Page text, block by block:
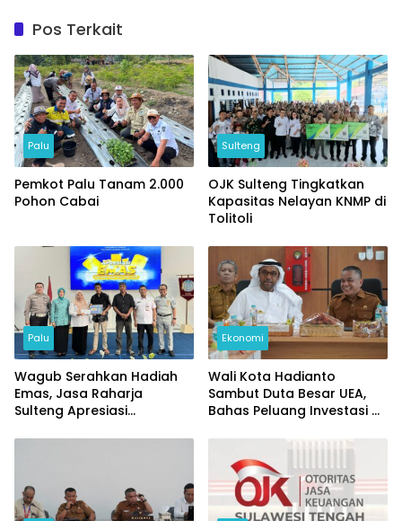
Pos Terkait
Palu
Pemkot Palu Tanam 2.000
Pohon Cabai
Sulteng
OJK Sulteng Tingkatkan
Kapasitas Nelayan KNMP di
Tolitoli
Palu
Wagub Serahkan Hadiah
Emas, Jasa Raharja
Sulteng Apresiasi
Ekonomi
Wali Kota Hadianto
Sambut Duta Besar UEA,
Bahas Peluang Investasi di